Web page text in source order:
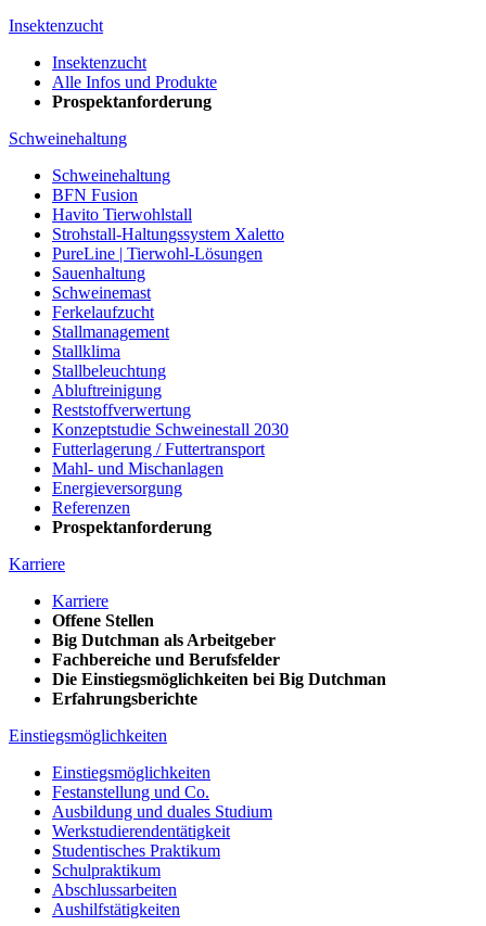
Insektenzucht
Insektenzucht
Alle Infos und Produkte
Prospektanforderung
Schweinehaltung
Schweinehaltung
BFN Fusion
Havito Tierwohlstall
Strohstall-Haltungssystem Xaletto
PureLine | Tierwohl-Lösungen
Sauenhaltung
Schweinemast
Ferkelaufzucht
Stallmanagement
Stallklima
Stallbeleuchtung
Abluftreinigung
Reststoffverwertung
Konzeptstudie Schweinestall 2030
Futterlagerung / Futtertransport
Mahl- und Mischanlagen
Energieversorgung
Referenzen
Prospektanforderung
Karriere
Karriere
Offene Stellen
Big Dutchman als Arbeitgeber
Fachbereiche und Berufsfelder
Die Einstiegsmöglichkeiten bei Big Dutchman
Erfahrungsberichte
Einstiegsmöglichkeiten
Einstiegsmöglichkeiten
Festanstellung und Co.
Ausbildung und duales Studium
Werkstudierendentätigkeit
Studentisches Praktikum
Schulpraktikum
Abschlussarbeiten
Aushilfstätigkeiten